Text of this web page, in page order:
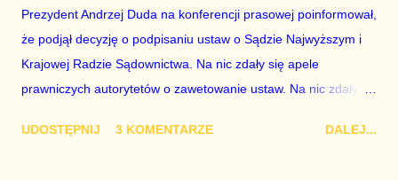
osoba z kwalifikacjami wpłaca na partię polityczną, a następnie
obejmuje prace w spółce, która jest zarządzana pośrednio
przez ta partię. Przeciwnie. Przedstawienie pierwszej gr...
Prezydent Andrzej Duda na konferencji prasowej poinformował,
że podjął decyzję o podpisaniu ustaw o Sądzie Najwyższym i
Krajowej Radzie Sądownictwa. Na nic zdały się apele
prawniczych autorytetów o zawetowanie ustaw. Na nic zdały
ostatecznie zniszczy niezależność sądów od woli polityków. To
UDOSTĘPNIJ 3 KOMENTARZE DALEJ...